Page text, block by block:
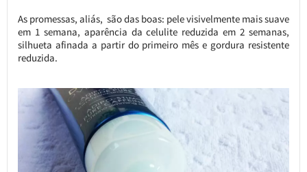
As promessas, aliás, são das boas: pele visivelmente mais suave
em 1 semana, aparência da celulite reduzida em 2 semanas,
silhueta afinada a partir do primeiro mês e gordura resistente
reduzida.